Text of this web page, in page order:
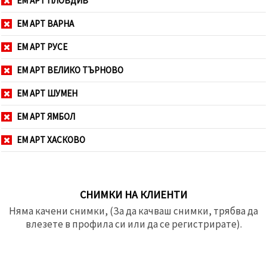
ЕМ АРТ ВАРНА
ЕМ АРТ РУСЕ
ЕМ АРТ ВЕЛИКО ТЪРНОВО
ЕМ АРТ ШУМЕН
ЕМ АРТ ЯМБОЛ
ЕМ АРТ ХАСКОВО
СНИМКИ НА КЛИЕНТИ
Няма качени снимки, (За да качваш снимки, трябва да
влезете в профила си или да се регистрирате).